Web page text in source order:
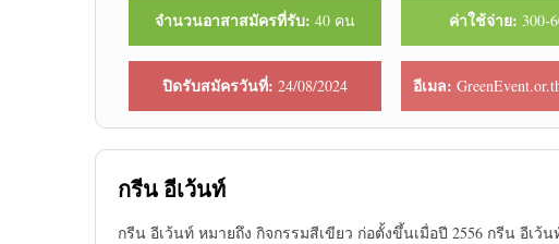
จำนวนอาสาสมัครที่รับ: 40 คน ค่าใช้จ่าย: 300-
ปิดรับสมัครวันที่: 24/08/2024 อีเมล:
กรีน อีเว้นท์
กรีน อีเว้นท์ หมายถึง กิจกรรมสีเขียว ก่อตั้งขึ้นเมื่อปี 2556 กรีน อีเ